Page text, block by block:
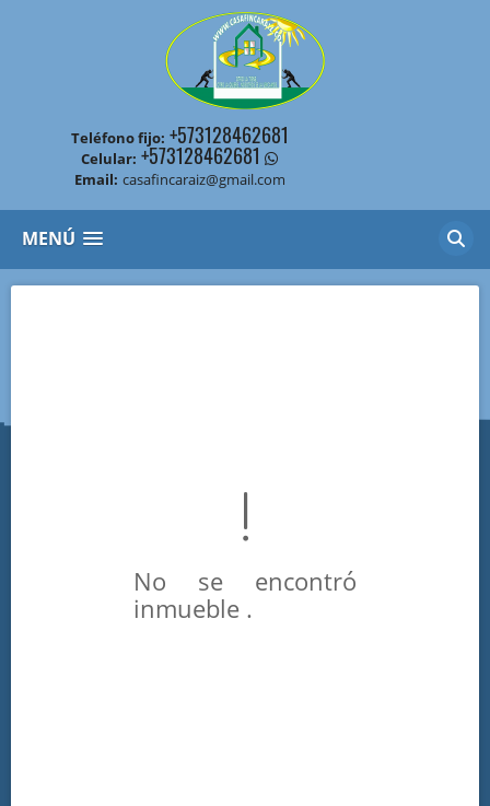
Teléfono fijo: +573128462681
Celular: +573128462681
Email: casafincaraiz@gmail.com
MENÚ
No se encontró
inmueble .